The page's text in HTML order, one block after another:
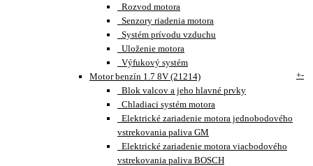
Rozvod motora
Senzory riadenia motora
Systém prívodu vzduchu
Uloženie motora
Výfukový systém
Motor benzín 1.7 8V (21214)
+-
Blok valcov a jeho hlavné prvky
Chladiaci systém motora
Elektrické zariadenie motora jednobodového
vstrekovania paliva GM
Elektrické zariadenie motora viacbodového
vstrekovania paliva BOSCH